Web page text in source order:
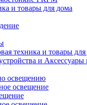
и товары для дома
техника и товары для
и Аксессуары
освещению
освещение